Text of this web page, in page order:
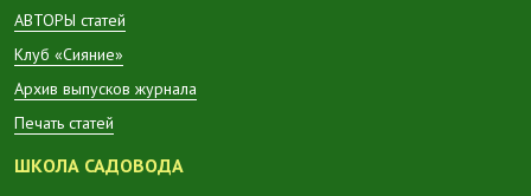
АВТОРЫ статей
Клуб «Сияние»
Архив выпусков журнала
Печать статей
ШКОЛА САДОВОДА